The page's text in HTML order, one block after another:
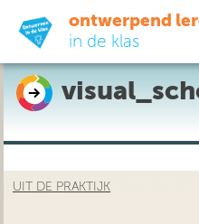
ontwerpend
in de klas
ready-to-go
do-it-yourself
UIT DE PRAKTIJK